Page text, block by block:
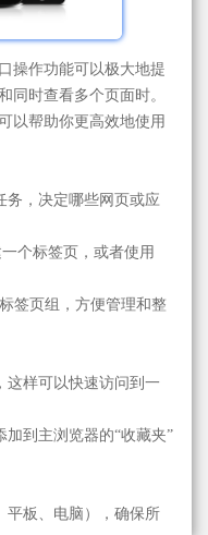
操作功能可以极大地提
同时查看多个页面时。
以帮助你更高效地使用
务，决定哪些网页或应
个标签页，或者使用
签页组，方便管理和整
这样可以快速访问到一
到主浏览器的“收藏夹”
平板、电脑），确保所